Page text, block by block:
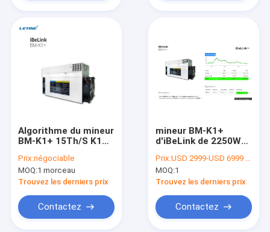
Algorithme du mineur
BM-K1+ 15Th/S K1
d'iBeLink de CKB KDA
Prix:négociable
MOQ:1 morceau
Trouvez les derniers prix
Contactez
mineur BM-K1+
d'iBeLink de 2250W
la pièce de monnaie
de Kadena KDA
Prix:USD 2999-USD 6999 negotiable
MOQ:1
Trouvez les derniers prix
Contactez